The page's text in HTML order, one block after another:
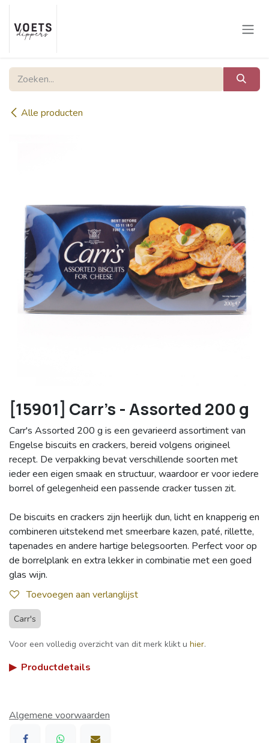
Overslaan naar inhoud
Alle producten
[15901] Carr's - Assorted 200 g
Carr's Assorted 200 g is een gevarieerd assortiment van
Engelse biscuits en crackers, bereid volgens origineel
recept. De verpakking bevat verschillende soorten met
ieder een eigen smaak en structuur, waardoor er voor iedere
borrel of gelegenheid een passende cracker tussen zit.
De biscuits en crackers zijn heerlijk dun, licht en knapperig en
combineren uitstekend met smeerbare kazen, paté, rillette,
tapenades en andere hartige belegsoorten. Perfect voor op
de borrelplank en extra lekker in combinatie met een goed
glas wijn.
Toevoegen aan verlanglijst
Carr's
Voor een volledig overzicht van dit merk klikt u hier.
▶ Productdetails
Algemene voorwaarden